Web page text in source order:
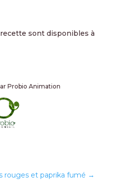
sont disponibles à
Probio Animation
rouges et paprika fumé →